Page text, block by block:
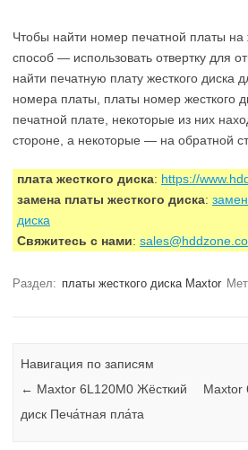
Чтобы найти номер печатной платы на
способ — использовать отвертку для
найти печатную плату жесткого диска
номера платы, платы номер жесткого
печатной плате, некоторые из них
стороне, а некоторые — на обратной
плата жесткого диска: https://
замена платы жесткого диска:
диска
Свяжитесь с нами:
Раздел: платы жесткого диска Maxtor
Навигация по записям
← Maxtor 6L120M0 Жёсткий
диск Печа́тная пла́та
Maxtor